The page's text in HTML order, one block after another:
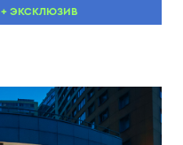
+ ЭКСКЛЮЗИВ